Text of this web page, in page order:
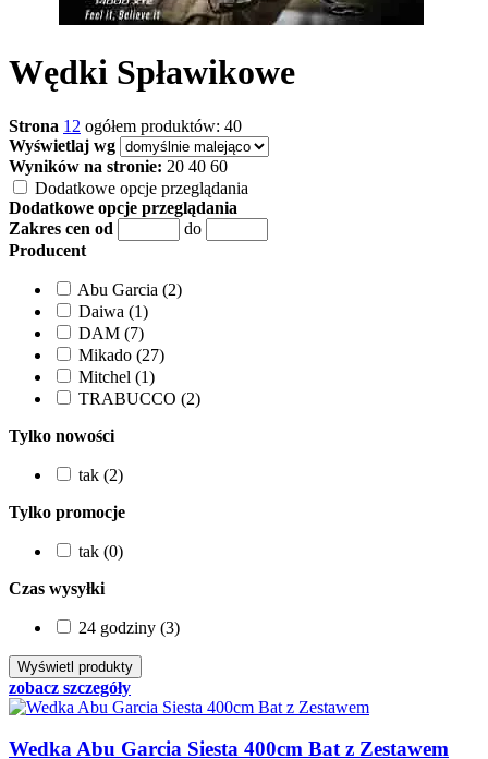
Wędki Spławikowe
Strona 1 2 ogółem produktów: 40
Wyświetlaj wg
Wyników na stronie: 20 40 60
Dodatkowe opcje przeglądania
Dodatkowe opcje przeglądania
Zakres cen od
do
Producent
Abu Garcia (2)
Daiwa (1)
DAM (7)
Mikado (27)
Mitchel (1)
TRABUCCO (2)
Tylko nowości
tak (2)
Tylko promocje
tak (0)
Czas wysyłki
24 godziny (3)
zobacz szczegóły
Wedka Abu Garcia Siesta 400cm Bat z Zestawem